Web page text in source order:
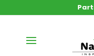
naar